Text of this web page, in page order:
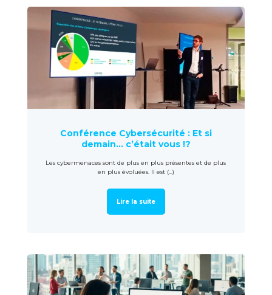
Conférence Cybersécurité : Et si
demain… c’était vous !?
Les cybermenaces sont de plus en plus présentes et de plus
en plus évoluées. Il est (...)
Lire la suite